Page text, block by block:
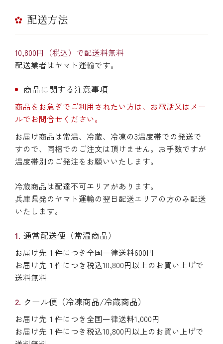
配送方法
10,800円（税込）で配送料無料
配送業者はヤマト運輸です。
商品に関する注意事項
商品をお急ぎでご利用されたい方は、お電話又はメー
ルでお問合せください。
お届け商品は常温、冷蔵、冷凍の3温度帯での発送で
すので、同梱でのご注文は頂けません。お手数ですが
温度帯別のご発注をお願いいたします。
冷蔵商品は配達不可エリアがあります。
兵庫県発のヤマト運輸の翌日配送エリアの方のみ配送
いたします。
通常配送便（常温商品）
お届け先１件につき全国一律送料600円
お届け先１件につき税込10,800円以上のお買い上げで
送料無料
クール便（冷凍商品/冷蔵商品）
お届け先１件につき全国一律送料1,000円
お届け先１件につき税込10,800円以上のお買い上げで